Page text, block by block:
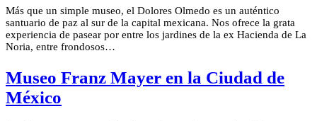
Más que un simple museo, el Dolores Olmedo es un auténtico
santuario de paz al sur de la capital mexicana. Nos ofrece la grata
experiencia de pasear por entre los jardines de la ex Hacienda de La
Noria, entre frondosos…
Museo Franz Mayer en la Ciudad de
México